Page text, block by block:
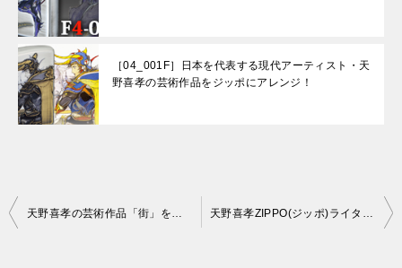
［04_001F］日本を代表する現代アーティスト・天
野喜孝の芸術作品をジッポにアレンジ！
投
天野喜孝の芸術作品「街」をジッポにアレンジ！プレゼントにもピッタリなファン必見の逸品！ 天野喜孝ZIPPO(ジッポ)ライター 02_023Hが、さらに作品に近づけてリニューアル！